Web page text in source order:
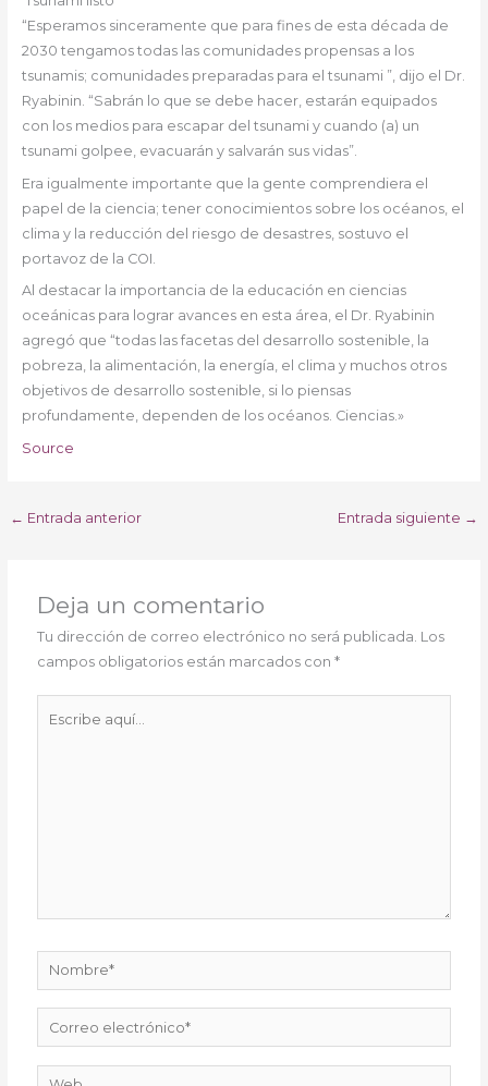
“Esperamos sinceramente que para fines de esta década de
2030 tengamos todas las comunidades propensas a los
tsunamis; comunidades preparadas para el tsunami ”, dijo el Dr.
Ryabinin. “Sabrán lo que se debe hacer, estarán equipados
con los medios para escapar del tsunami y cuando (a) un
tsunami golpee, evacuarán y salvarán sus vidas”.
Era igualmente importante que la gente comprendiera el
papel de la ciencia; tener conocimientos sobre los océanos, el
clima y la reducción del riesgo de desastres, sostuvo el
portavoz de la COI.
Al destacar la importancia de la educación en ciencias
oceánicas para lograr avances en esta área, el Dr. Ryabinin
agregó que “todas las facetas del desarrollo sostenible, la
pobreza, la alimentación, la energía, el clima y muchos otros
objetivos de desarrollo sostenible, si lo piensas
profundamente, dependen de los océanos. Ciencias.»
Source
← Entrada anterior Entrada siguiente →
Deja un comentario
Tu dirección de correo electrónico no será publicada. Los
campos obligatorios están marcados con*
Nombre*
Correo
electrónico*
Web